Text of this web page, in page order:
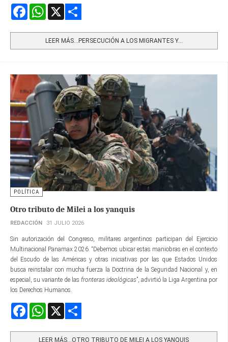
FacebookWhatsApp
LEER MÁS…PERSECUCIÓN A LOS MIGRANTES Y...
POLÍTICA
Otro tributo de Milei a los yanquis
REDACCIÓN 31 JULIO 2026
Sin autorización del Congreso, militares argentinos participan del Ejercicio
Multinacional Panamax 2026. “Debemos ubicar estas maniobras en el contexto
del Escudo de las Américas y otras iniciativas por las que Estados Unidos
busca reinstalar con mucha fuerza la Doctrina de la Seguridad Nacional y, en
especial, su variante de las fronteras ideológicas”, advirtió la Liga Argentina por
los Derechos Humanos.
FacebookWhatsApp
LEER MÁS…OTRO TRIBUTO DE MILEI A LOS YANQUIS